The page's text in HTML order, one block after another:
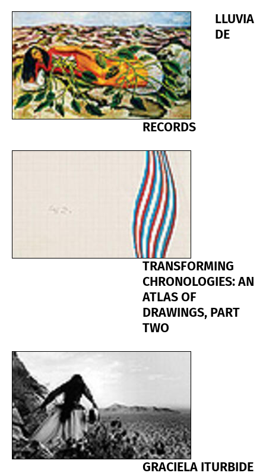
LLUVIA
DE
RECORDS
TRANSFORMING
CHRONOLOGIES: AN
ATLAS OF
DRAWINGS, PART
TWO
GRACIELA ITURBIDE